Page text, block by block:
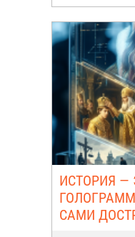
ИСТОРИЯ —
САМИ